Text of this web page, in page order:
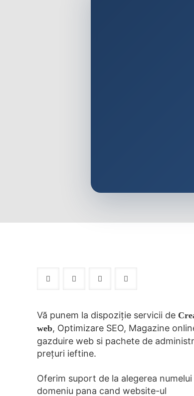
Vă punem la dispoziție servicii de
web, Optimizare SEO, Magazine
gazduire web si pachete de
prețuri ieftine.
Oferim suport de la alegerea numelui
domeniu pana cand website-ul